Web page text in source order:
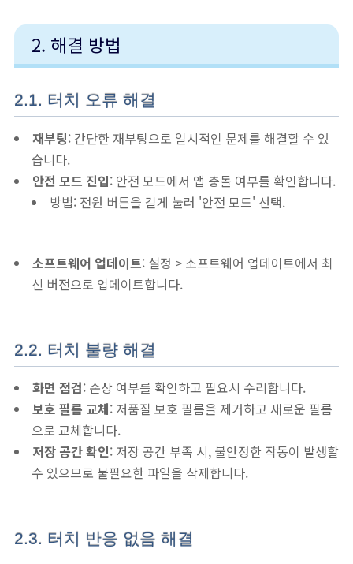
2. 해결 방법
2.1. 터치 오류 해결
재부팅: 간단한 재부팅으로 일시적인 문제를 해결할 수 있
습니다.
안전 모드 진입: 안전 모드에서 앱 충돌 여부를 확인합니다.
방법: 전원 버튼을 길게 눌러 '안전 모드' 선택.
소프트웨어 업데이트: 설정 > 소프트웨어 업데이트에서 최
신 버전으로 업데이트합니다.
2.2. 터치 불량 해결
화면 점검: 손상 여부를 확인하고 필요시 수리합니다.
보호 필름 교체: 저품질 보호 필름을 제거하고 새로운 필름
으로 교체합니다.
저장 공간 확인: 저장 공간 부족 시, 불안정한 작동이 발생할
수 있으므로 불필요한 파일을 삭제합니다.
2.3. 터치 반응 없음 해결